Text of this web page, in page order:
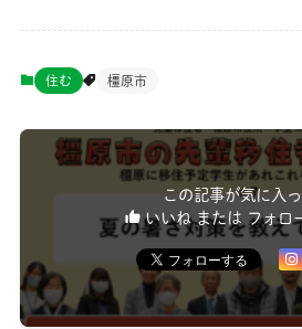
住む 橿原市
この記事が気に入
いいね または フォロ